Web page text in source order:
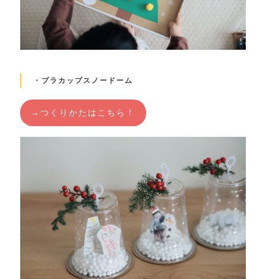
・プラカップスノードーム
→つくりかたはこちら！